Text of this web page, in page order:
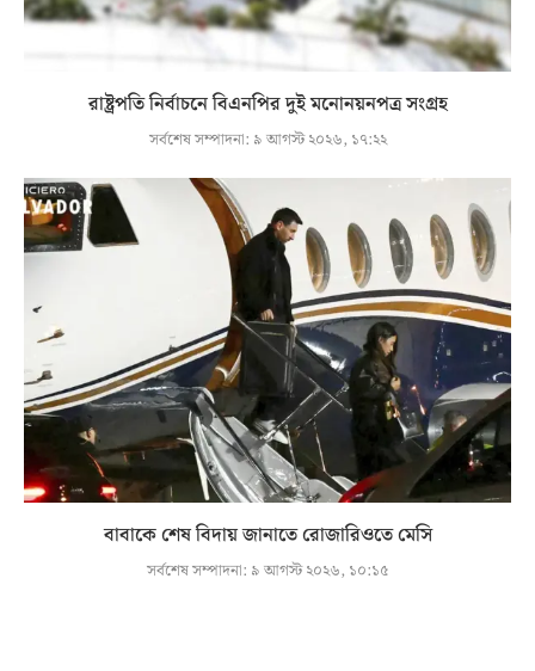
রাষ্ট্রপতি নির্বাচনে বিএনপির দুই মনোনয়নপত্র সংগ্রহ
সর্বশেষ সম্পাদনা: ৯ আগস্ট ২০২৬, ১৭:২২
বাবাকে শেষ বিদায় জানাতে রোজারিওতে মেসি
সর্বশেষ সম্পাদনা: ৯ আগস্ট ২০২৬, ১০:১৫